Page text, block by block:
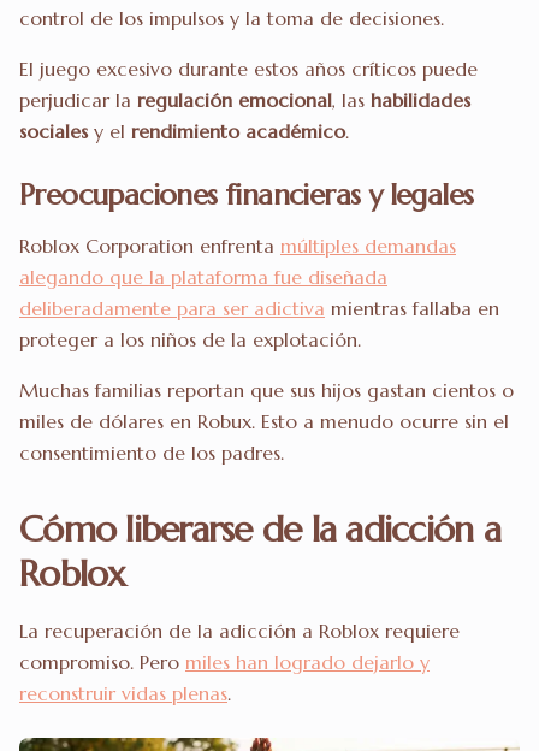
control de los impulsos y la toma de decisiones.
El juego excesivo durante estos años críticos puede
perjudicar la regulación emocional, las habilidades
socialesy el rendimiento académico.
Preocupaciones financieras y legales
Roblox Corporation enfrenta múltiples demandas
alegando que la plataforma fue diseñada
deliberadamente para ser adictiva mientras fallaba en
proteger a los niños de la explotación.
Muchas familias reportan que sus hijos gastan cientos o
miles de dólares en Robux. Esto a menudo ocurre sin el
consentimiento de los padres.
Cómo liberarse de la adicción a
Roblox
La recuperación de la adicción a Roblox requiere
compromiso. Pero miles han logrado dejarlo y
reconstruir vidas plenas.